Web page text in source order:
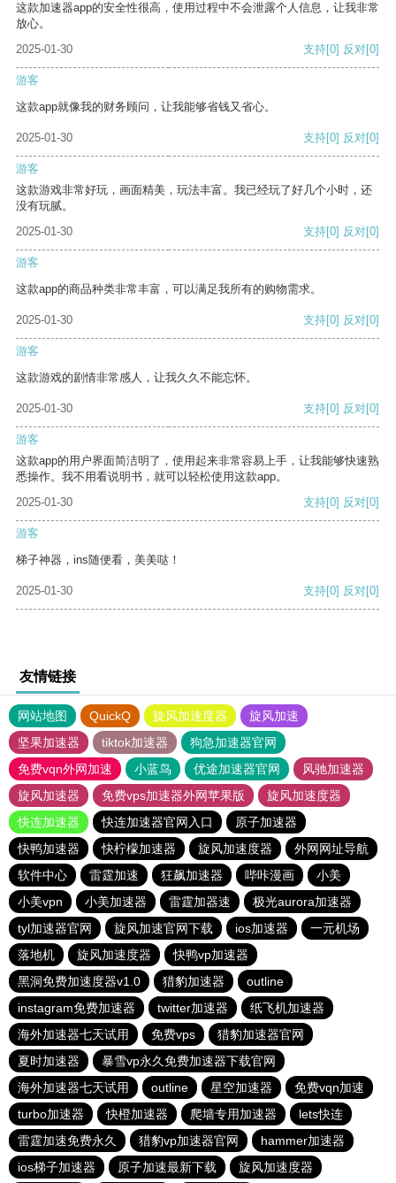
这款加速器app的安全性很高，使用过程中不会泄露个人信息，让我非常
放心。
2025-01-30
支持[0] 反对[0]
游客
这款app就像我的财务顾问，让我能够省钱又省心。
2025-01-30 支持[0] 反对[0]
游客
这款游戏非常好玩，画面精美，玩法丰富。我已经玩了好几个小时，还
没有玩腻。
2025-01-30
支持[0] 反对[0]
游客
这款app的商品种类非常丰富，可以满足我所有的购物需求。
2025-01-30 支持[0] 反对[0]
游客
这款游戏的剧情非常感人，让我久久不能忘怀。
2025-01-30 支持[0] 反对[0]
游客
这款app的用户界面简洁明了，使用起来非常容易上手，让我能够快速熟
悉操作。我不用看说明书，就可以轻松使用这款app。
2025-01-30
支持[0] 反对[0]
游客
梯子神器，ins随便看，美美哒！
2025-01-30 支持[0] 反对[0]
友情链接
网站地图 QuickQ 旋风加速度器
旋风加速
坚果加速器
tiktok加速器
狗急加速器官网
免费vqn外网加速
小蓝鸟 优途加速器官网
风驰加速器
旋风加速器
免费vps加速器外网苹果版
旋风加速度器
快连加速器
快连加速器官网入口
原子加速器
快鸭加速器
快柠檬加速器 旋风加速度器
外网网址导航
软件中心
雷霆加速 狂飙加速器 哔咔漫画
小美
小美vpn
小美加速器 雷霆加器速
极光aurora加速器
tyl加速器官网
旋风加速官网下载 ios加速器
一元机场
落地机
旋风加速度器
快鸭vp加速器
黑洞免费加速度器v1.0
猎豹加速器
outline
instagram免费加速器
twitter加速器
纸飞机加速器
海外加速器七天试用
免费vps
猎豹加速器官网
夏时加速器
暴雪vp永久免费加速器下载官网
海外加速器七天试用
outline 星空加速器
免费vqn加速
turbo加速器
快橙加速器 爬墙专用加速器
lets快连
雷霆加速免费永久
猎豹vp加速器官网
hammer加速器
ios梯子加速器
原子加速最新下载 旋风加速度器